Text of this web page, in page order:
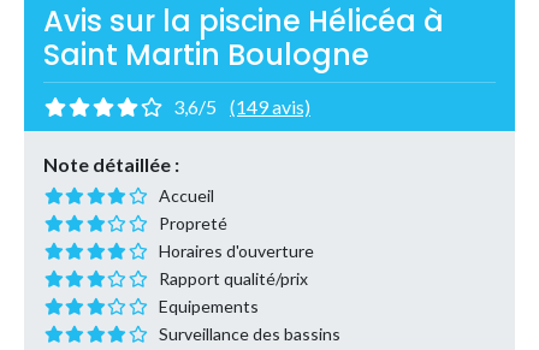
Avis sur la piscine Hélicéa à
Saint Martin Boulogne
3,6/5 (149 avis)
Note détaillée :
Accueil
Propreté
Horaires d'ouverture
Rapport qualité/prix
Equipements
Surveillance des bassins